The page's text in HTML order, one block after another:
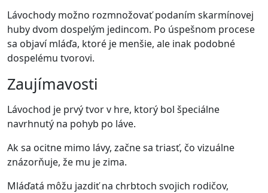
Lávochody možno rozmnožovať podaním skarmínovej
huby dvom dospelým jedincom. Po úspešnom procese
sa objaví mláďa, ktoré je menšie, ale inak podobné
dospelému tvorovi.
Zaujímavosti
Lávochod je prvý tvor v hre, ktorý bol špeciálne
navrhnutý na pohyb po láve.
Ak sa ocitne mimo lávy, začne sa triasť, čo vizuálne
znázorňuje, že mu je zima.
Mláďatá môžu jazdiť na chrbtoch svojich rodičov,